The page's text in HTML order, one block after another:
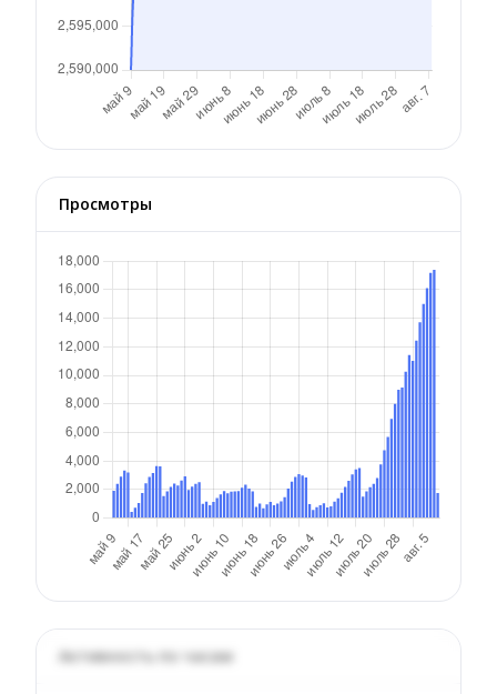
Просмотры
Активность по часам